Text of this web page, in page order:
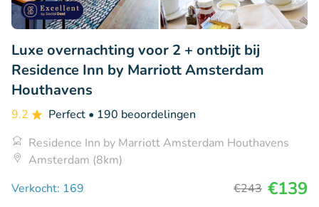
Luxe overnachting voor 2 + ontbijt bij
Residence Inn by Marriott Amsterdam
Houthavens
9.2 Perfect • 190 beoordelingen
Residence Inn by Marriott Amsterdam Houthavens
Amsterdam (8km)
Verkocht: 169
€243 €139